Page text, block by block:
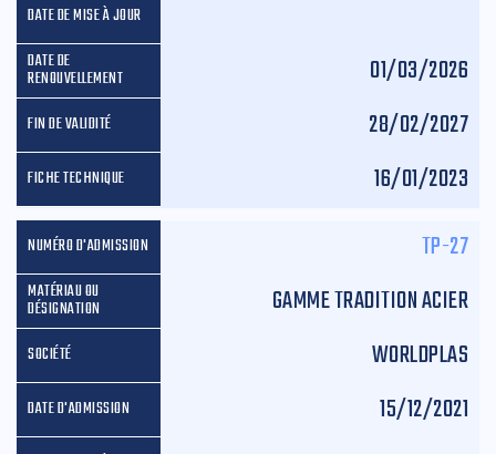
01/03/2026
28/02/2027
16/01/2023
TP-27
GAMME TRADITION ACIER
WORLDPLAS
15/12/2021